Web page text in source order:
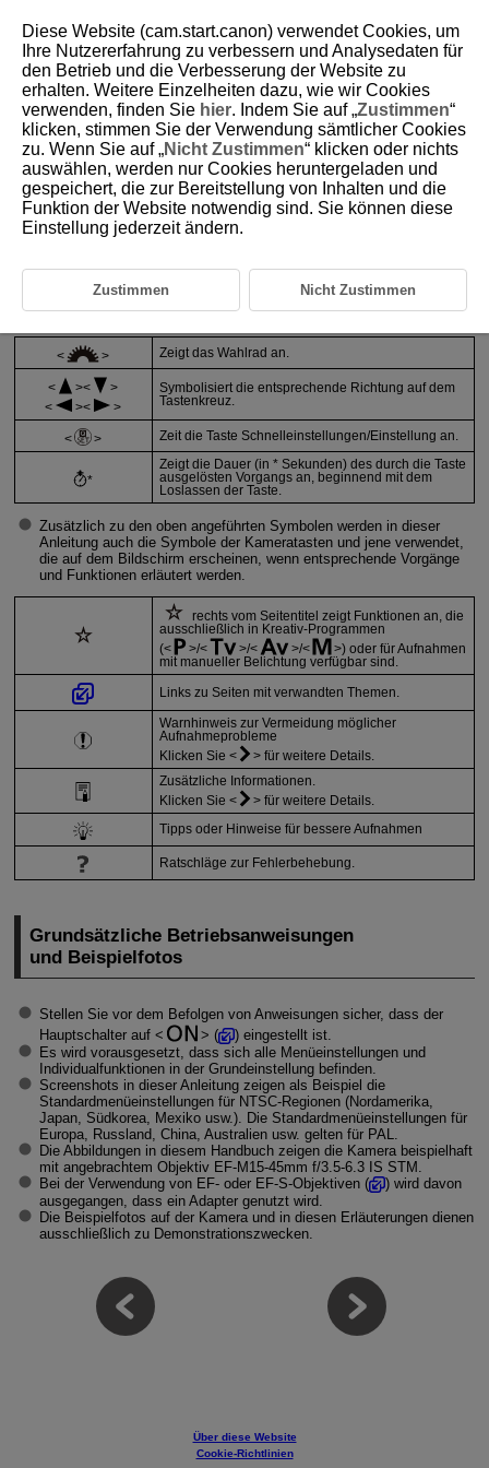
D101-006
Über dieses Handbuch
Symbole in diesem Handbuch
Grundsätzliche Betriebsanweisungen und Beispielfotos
Symbole in diesem Handbuch
Zeigt das Wahlrad an.
Symbolisiert die entsprechende Richtung auf dem
Tastenkreuz.
Zeit die Taste Schnelleinstellungen/Einstellung an.
*
Zeigt die Dauer (in * Sekunden) des durch die Taste
ausgelösten Vorgangs an, beginnend mit dem
Loslassen der Taste.
Zusätzlich zu den oben angeführten Symbolen werden in dieser
Anleitung auch die Symbole der Kameratasten und jene verwendet,
die auf dem Bildschirm erscheinen, wenn entsprechende Vorgänge
und Funktionen erläutert werden.
rechts vom Seitentitel zeigt Funktionen an, die
ausschließlich in Kreativ-Programmen
(
/ / /
) oder für Aufnahmen
mit manueller Belichtung verfügbar sind.
Links zu Seiten mit verwandten Themen.
Warnhinweis zur Vermeidung möglicher
Aufnahmeprobleme
Klicken Sie
für weitere Details.
Zusätzliche Informationen.
Klicken Sie
für weitere Details.
Tipps oder Hinweise für bessere Aufnahmen
Ratschläge zur Fehlerbehebung.
Grundsätzliche Betriebsanweisungen
und Beispielfotos
Stellen Sie vor dem Befolgen von Anweisungen sicher, dass der
Hauptschalter auf
(
) eingestellt ist.
Es wird vorausgesetzt, dass sich alle Menüeinstellungen und
Individualfunktionen in der Grundeinstellung befinden.
Screenshots in dieser Anleitung zeigen als Beispiel die
Standardmenüeinstellungen für NTSC-Regionen (Nordamerika,
Japan, Südkorea, Mexiko usw.). Die Standardmenüeinstellungen für
Europa, Russland, China, Australien usw. gelten für PAL.
Die Abbildungen in diesem Handbuch zeigen die Kamera beispielhaft
mit angebrachtem Objektiv EF-M15-45mm f/3.5-6.3 IS STM .
Bei der Verwendung von EF- oder EF-S-Objektiven (
) wird davon
ausgegangen, dass ein Adapter genutzt wird.
Die Beispielfotos auf der Kamera und in diesen Erläuterungen dienen
ausschließlich zu Demonstrationszwecken.
Über diese Website
Cookie-Richtlinien
Diese Website (cam.start.canon) verwendet Cookies, um
Ihre Nutzererfahrung zu verbessern und Analysedaten für
den Betrieb und die Verbesserung der Website zu
erhalten. Weitere Einzelheiten dazu, wie wir Cookies
verwenden, finden Sie hier. Indem Sie auf „Zustimmen“
klicken, stimmen Sie der Verwendung sämtlicher Cookies
zu. Wenn Sie auf „Nicht Zustimmen“ klicken oder nichts
auswählen, werden nur Cookies heruntergeladen und
gespeichert, die zur Bereitstellung von Inhalten und die
Funktion der Website notwendig sind. Sie können diese
Einstellung jederzeit ändern.
Zustimmen Nicht Zustimmen